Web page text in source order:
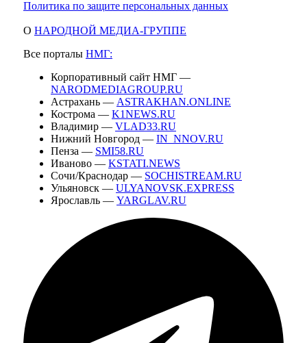
Политика по защите персональных данных
О НАРОДНОЙ МЕДИА-ГРУППЕ
Все порталы НМГ:
Корпоративный сайт НМГ —
NARODMEDIAGROUP.RU
Астрахань — ASTRAKHAN.ONLINE
Кострома — K1NEWS.RU
Владимир — VLAD33.RU
Нижний Новгород — IN_NNOV.RU
Пенза — SMI58.RU
Иваново — KSTATI.NEWS
Сочи/Краснодар — SOCHISTREAM.RU
Ульяновск — ULYANOVSK.EXPRESS
Ярославль — YARGLAV.RU